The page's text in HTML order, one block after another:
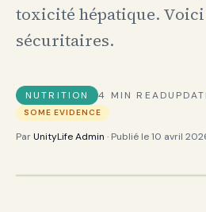
toxicité hépatique. Voici
sécuritaires.
NUTRITION 4 MIN READ
SOME EVIDENCE
ParUnityLife Admin · Publié le10 avril